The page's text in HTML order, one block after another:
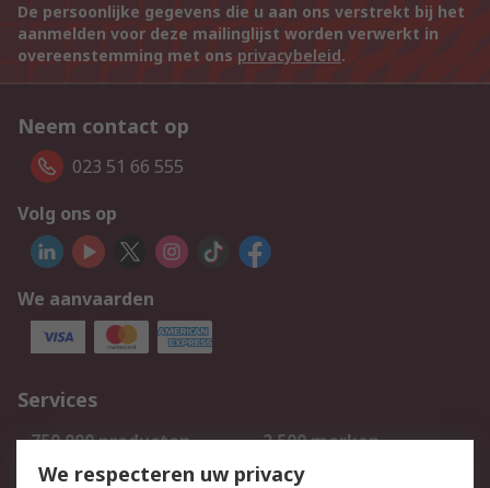
De persoonlijke gegevens die u aan ons verstrekt bij het
aanmelden voor deze mailinglijst worden verwerkt in
overeenstemming met ons privacybeleid.
Neem contact op
023 51 66 555
Volg ons op
We aanvaarden
Services
750.000 producten
2.500 merken
Bestellen
Inkoopoplossingen
We respecteren uw privacy